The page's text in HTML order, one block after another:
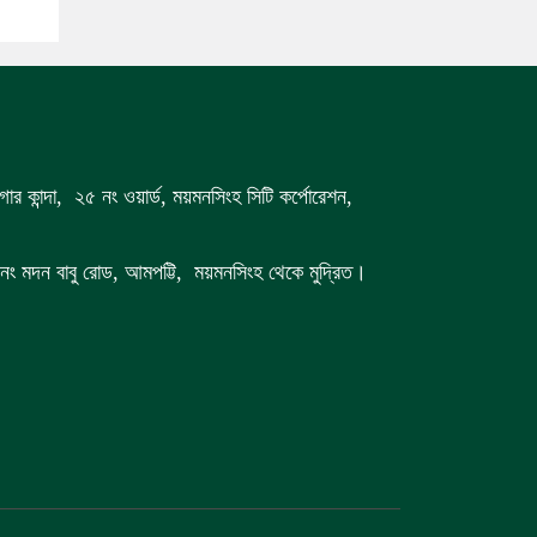
কান্দা, ২৫ নং ওয়ার্ড, ময়মনসিংহ সিটি কর্পোরেশন,
নং মদন বাবু রোড, আমপট্টি, ময়মনসিংহ থেকে মুদ্রিত।